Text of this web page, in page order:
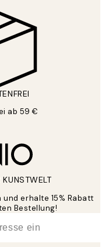
ab 59 €
KUNSTWELT
erhalte 15% Rabatt
Bestellung!